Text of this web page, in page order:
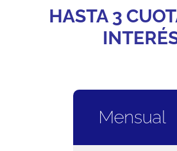
HASTA 3
Mensual